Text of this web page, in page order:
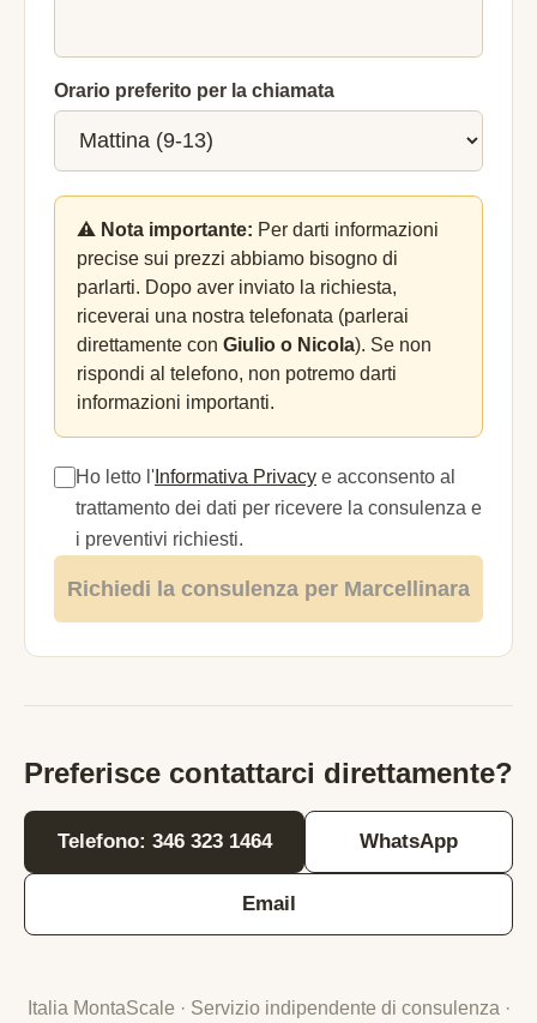
Orario preferito per la chiamata
⚠️ Nota importante: Per darti informazioni
precise sui prezzi abbiamo bisogno di
parlarti. Dopo aver inviato la richiesta,
riceverai una nostra telefonata (parlerai
direttamente con Giulio o Nicola). Se non
rispondi al telefono, non potremo darti
informazioni importanti.
Ho letto l' Informativa Privacy e acconsento al
trattamento dei dati per ricevere la consulenza e
i preventivi richiesti.
Richiedi la consulenza per Marcellinara
Preferisce contattarci direttamente?
Telefono: 346 323 1464 WhatsApp
Email
Italia MontaScale · Servizio indipendente di consulenza ·